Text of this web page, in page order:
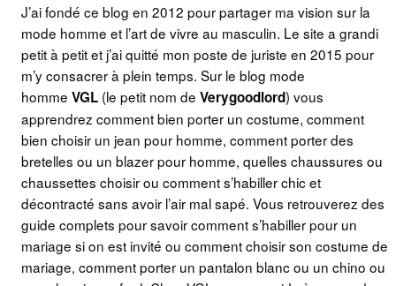
J’ai fondé ce blog en 2012 pour partager ma vision sur la
mode homme et l’art de vivre au masculin. Le site a grandi
petit à petit et j’ai quitté mon poste de juriste en 2015 pour
m’y consacrer à plein temps. Sur le blog mode
homme VGL (le petit nom de Verygoodlord) vous
apprendrez comment bien porter un costume, comment
bien choisir un jean pour homme, comment porter des
bretelles ou un blazer pour homme, quelles chaussures ou
chaussettes choisir ou comment s’habiller chic et
décontracté sans avoir l’air mal sapé. Vous retrouverez des
guide complets pour savoir comment s’habiller pour un
mariage si on est invité ou comment choisir son costume de
mariage, comment porter un pantalon blanc ou un chino ou